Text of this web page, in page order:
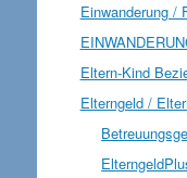
Einwanderung /
Eltern-Kind
Elterngeld /